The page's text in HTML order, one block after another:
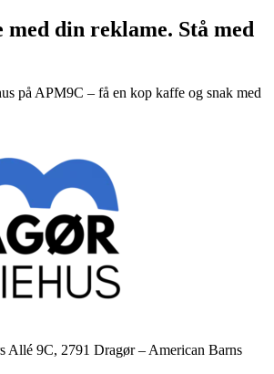
med din reklame. Stå med
på APM9C – få en kop kaffe og snak med
Allé 9C, 2791 Dragør – American Barns